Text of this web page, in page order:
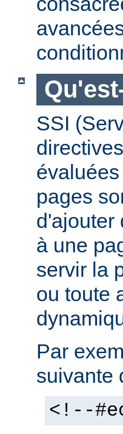
SSI
pages
d'ajouter
à une
servir la
ou toute
Par
suivante
<!--